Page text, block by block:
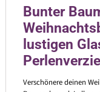
Bunter
lustigen
Verschönere deinen